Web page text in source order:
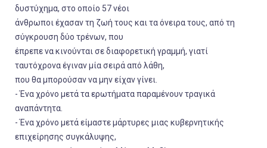
δυστύχημα, στο οποίο 57 νέοι
άνθρωποι έχασαν τη ζωή τους και τα όνειρα τους, από τη
σύγκρουση δύο τρένων, που
έπρεπε να κινούνται σε διαφορετική γραμμή, γιατί
ταυτόχρονα έγιναν μία σειρά από λάθη,
που θα μπορούσαν να μην είχαν γίνει.
- Ένα χρόνο μετά τα ερωτήματα παραμένουν τραγικά
αναπάντητα.
- Ένα χρόνο μετά είμαστε μάρτυρες μιας κυβερνητικής
επιχείρησης συγκάλυψης,